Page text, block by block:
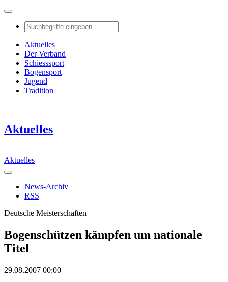
Aktuelles
Der Verband
Schiesssport
Bogensport
Jugend
Tradition
Aktuelles
Aktuelles
News-Archiv
RSS
Deutsche Meisterschaften
Bogenschützen kämpfen um nationale
Titel
29.08.2007 00:00